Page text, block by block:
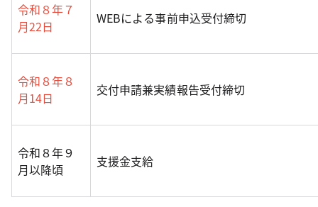
令和８年７
月22日
WEBによる事前申込受付締切
令和８年８
月14日
交付申請兼実績報告受付締切
令和８年９
月以降頃
支援金支給